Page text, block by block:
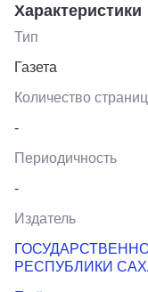
Характеристики
Тип
Газета
Количество страниц
-
Периодичность
-
Издатель
РЕСПУБЛИКИ